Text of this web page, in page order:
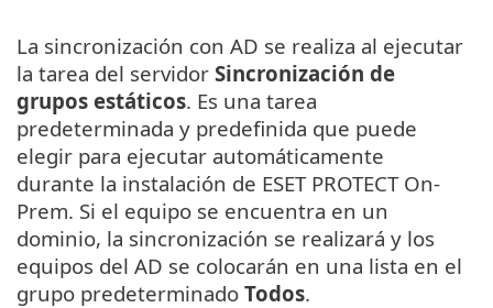
La sincronización con AD se realiza al ejecutar
la tarea del servidor Sincronización de
grupos estáticos. Es una tarea
predeterminada y predefinida que puede
elegir para ejecutar automáticamente
durante la instalación de ESET PROTECT On-
Prem. Si el equipo se encuentra en un
dominio, la sincronización se realizará y los
equipos del AD se colocarán en una lista en el
grupo predeterminado Todos.